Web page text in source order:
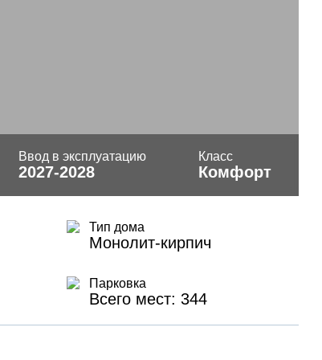
Ввод в эксплуатацию
2027-2028
Класс
Комфорт
Тип дома
Монолит-кирпич
Парковка
Всего мест: 344